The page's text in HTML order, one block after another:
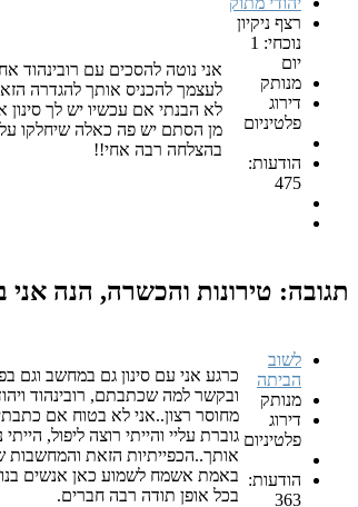
רצף ניקיון
נוכחי: 1
יום
מנותק
דירוג
פלטיניום
הודעות:
475
אני נוטה להסכים עם
לעצמך להכניס אותך להגדרה
לא הבנתי אם עכשיו יש לך
מן הסתם יש פה כאלה שיחלקו
בהצלחה רבה אחי!!
תגובה: טירונות והכשרה, הנה אני
לשוב
הביתה
מנותק
דירוג
פלטיניום
הודעות:
363
כרגע אני עם סינון גם במחשב וגם
ובקשר למה שכתבתם, רובינהוד
מחוסר רצון..אני לא בטוח אם
גוברת עליי והייתי רוצה ליפול,
אותך..הכפייתיות הזאת
באמת אשמח לשמוע כאן אנשים
בכל אופן תודה רבה חברים.